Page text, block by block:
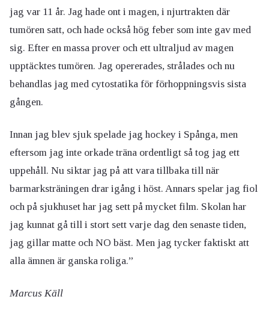
jag var 11 år. Jag hade ont i magen, i njurtrakten där
tumören satt, och hade också hög feber som inte gav med
sig. Efter en massa prover och ett ultraljud av magen
upptäcktes tumören. Jag opererades, strålades och nu
behandlas jag med cytostatika för förhoppningsvis sista
gången.
Innan jag blev sjuk spelade jag hockey i Spånga, men
eftersom jag inte orkade träna ordentligt så tog jag ett
uppehåll. Nu siktar jag på att vara tillbaka till när
barmarksträningen drar igång i höst. Annars spelar jag fiol
och på sjukhuset har jag sett på mycket film. Skolan har
jag kunnat gå till i stort sett varje dag den senaste tiden,
jag gillar matte och NO bäst. Men jag tycker faktiskt att
alla ämnen är ganska roliga.”
Marcus Käll